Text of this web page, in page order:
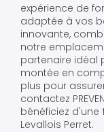
expérience de
adaptée à vos
innovante,
notre
partenaire idéal
montée en
plus pour
contactez
bénéficiez d'une
Levallois Perret.